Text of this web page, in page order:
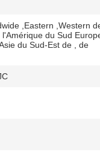
,Eastern ,Western
du Sud
du Sud-Est de , de